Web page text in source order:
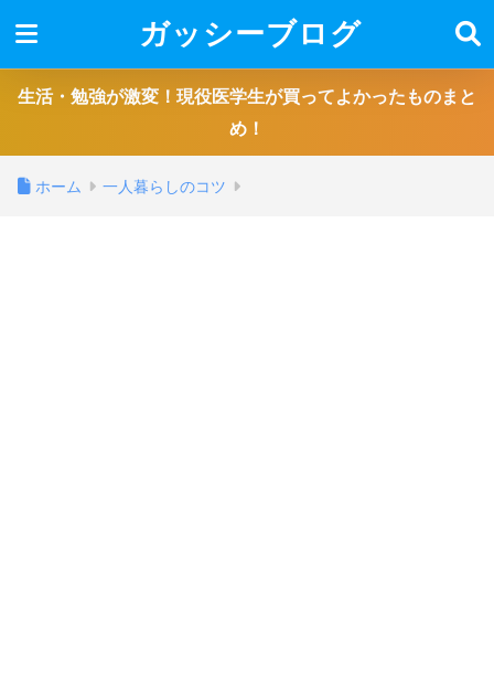
ガッシーブログ
生活・勉強が激変！現役医学生が買ってよかったものまと
め！
ホーム 一人暮らしのコツ